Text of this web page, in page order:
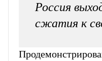
Россия
сжатия к